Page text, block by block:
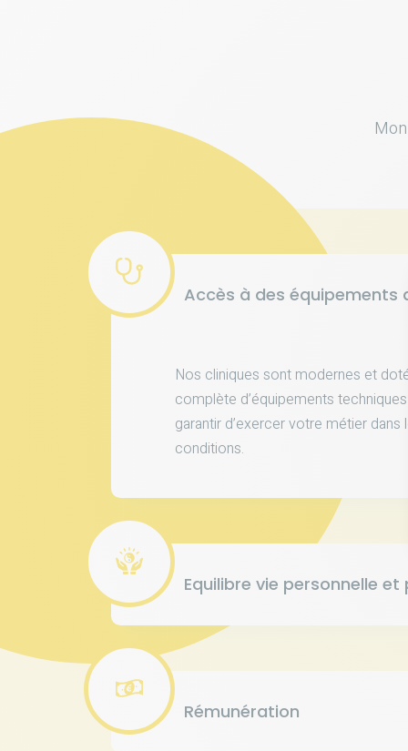
Accès à des équipements
Nos cliniques sont modernes et
complète d’équipements
garantir d’exercer votre métier dans
conditions.
Equilibre vie personnelle
Rémunération